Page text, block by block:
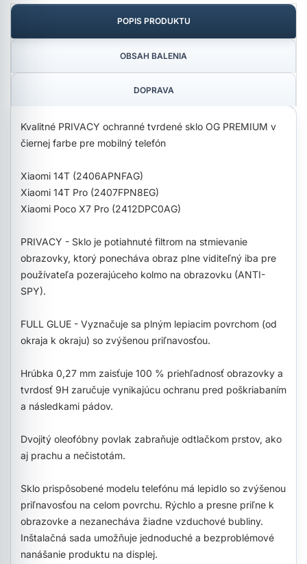
POPIS PRODUKTU
OBSAH BALENIA
DOPRAVA
Kvalitné PRIVACY ochranné tvrdené sklo OG PREMIUM v
čiernej farbe pre mobilný telefón
Xiaomi 14T (2406APNFAG)
Xiaomi 14T Pro (2407FPN8EG)
Xiaomi Poco X7 Pro (2412DPC0AG)
PRIVACY - Sklo je potiahnuté filtrom na stmievanie
obrazovky, ktorý ponecháva obraz plne viditeľný iba pre
používateľa pozerajúceho kolmo na obrazovku (ANTI-
SPY).
FULL GLUE - Vyznačuje sa plným lepiacim povrchom (od
okraja k okraju) so zvýšenou priľnavosťou.
Hrúbka 0,27 mm zaisťuje 100 % priehľadnosť obrazovky a
tvrdosť 9H zaručuje vynikajúcu ochranu pred poškriabaním
a následkami pádov.
Dvojitý oleofóbny povlak zabraňuje odtlačkom prstov, ako
aj prachu a nečistotám.
Sklo prispôsobené modelu telefónu má lepidlo so zvýšenou
priľnavosťou na celom povrchu. Rýchlo a presne priľne k
obrazovke a nezanecháva žiadne vzduchové bubliny.
Inštalačná sada umožňuje jednoduché a bezproblémové
nanášanie produktu na displej.